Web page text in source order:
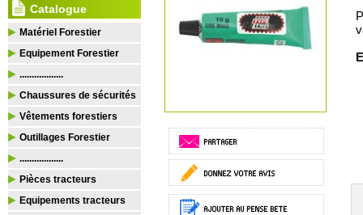
Catalogue
Matériel Forestier
Equipement Forestier
..................
Chaussures de sécurités
Vêtements forestiers
Outillages Forestier
..................
Pièces tracteurs
Equipements tracteurs